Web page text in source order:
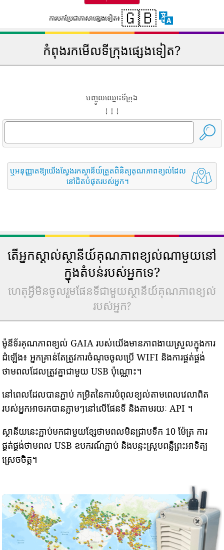
ការបកប្រែជាភាសាផ្សេងទៀត៖ 🇬🇧
កំពុងរកមើលទីក្រុងផ្សេងទៀត?
បញ្ចូលឈ្មោះទីក្រុង
↓ ↓ ↓
ឬអនុញ្ញាតឱ្យយើងស្វែងរកស្ថានីយ៍ត្រួតពិនិត្យគុណភាពខ្យល់ដែល
នៅជិតបំផុតរបស់អ្នក។
តើអ្នកស្គាល់ស្ថានីយ៍គុណភាពខ្យល់ណាមួយនៅ
ក្នុងតំបន់របស់អ្នកទេ?
ហេតុអ្វីមិនចូលរួមផែនទីជាមួយស្ថានីយ៍គុណភាពខ្យល់
របស់អ្នក?
ម៉ូនីទ័រគុណភាពខ្យល់ GAIA របស់យើងមានភាពងាយស្រួលក្នុងការ
ដំឡើង៖ អ្នកគ្រាន់តែត្រូវការចំណុចចូលប្រើ WIFI និងការផ្គត់ផ្គង់
ថាមពលដែលត្រូវគ្នាជាមួយ USB ប៉ុណ្ណោះ។
នៅពេលដែលបានភ្ជាប់ កម្រិតនៃការបំពុលខ្យល់តាមពេលវេលាពិត
របស់អ្នកអាចរកបានភ្លាមៗនៅលើផែនទី និងតាមរយៈ API ។
ស្ថានីយនេះភ្ជាប់មកជាមួយខ្សែថាមពលមិនជ្រាបទឹក 10 ម៉ែត្រ ការ
ផ្គត់ផ្គង់ថាមពល USB ឧបករណ៍ភ្ជាប់ និងបន្ទះស្រូបពន្លឺព្រះអាទិត្យ
ស្រេចចិត្ត។